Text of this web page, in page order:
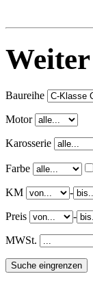
Baureihe
Motor
Karosserie
Farbe
KM -
Preis -
MWSt.